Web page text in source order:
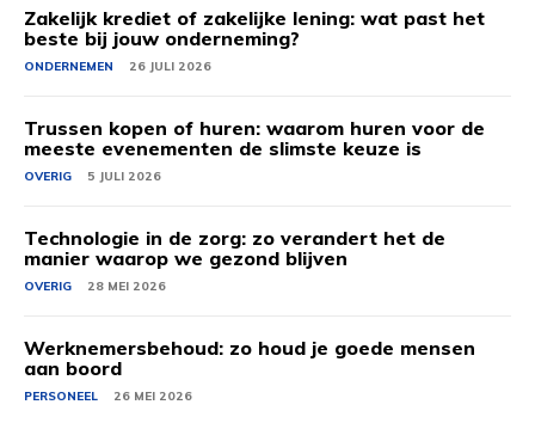
Zakelijk krediet of zakelijke lening: wat past het
beste bij jouw onderneming?
ONDERNEMEN 26 JULI 2026
Trussen kopen of huren: waarom huren voor de
meeste evenementen de slimste keuze is
OVERIG 5 JULI 2026
Technologie in de zorg: zo verandert het de
manier waarop we gezond blijven
OVERIG 28 MEI 2026
Werknemersbehoud: zo houd je goede mensen
aan boord
PERSONEEL 26 MEI 2026